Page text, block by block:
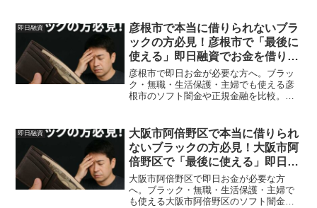
即日融資
彦根市で本当に借りられないブラ
ックの方必見！彦根市で「最後に
使える」即日融資でお金を借りる
方法を紹介！
彦根市で即日お金が必要な方へ。ブラッ
ク・無職・生活保護・主婦でも使える彦
根市のソフト闇金や正規金融を比較。安
即日融資
大阪市阿倍野区で本当に借りられ
ないブラックの方必見！大阪市阿
倍野区で「最後に使える」即日融
資でお金を借りる方法を紹介！
大阪市阿倍野区で即日お金が必要な方
へ。ブラック・無職・生活保護・主婦で
も使える大阪市阿倍野区のソフト闇金や